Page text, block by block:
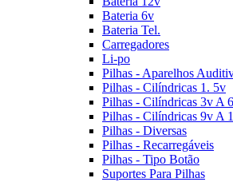
Bateria 6v
Bateria Tel.
Carregadores
Li-po
Pilhas - Aparelhos
Pilhas - Cilíndricas 1. 5v
Pilhas - Cilíndricas 3v A
Pilhas - Cilíndricas 9v A
Pilhas - Diversas
Pilhas - Recarregáveis
Pilhas - Tipo Botão
Suportes Para Pilhas